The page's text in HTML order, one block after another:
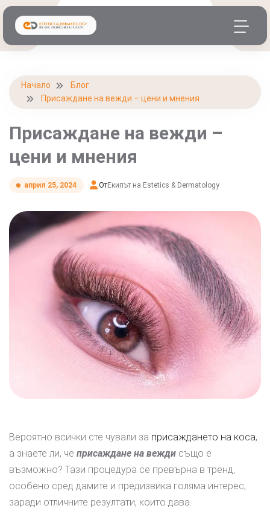
Начало
Блог
Присаждане на вежди – цени и мнения
Присаждане на вежди –
цени и мнения
април 25, 2024 ОтЕкипът на Estetics & Dermatology
Вероятно всички сте чували за присаждането на коса,
а знаете ли, че присаждане на вежди също е
възможно? Тази процедура се превърна в тренд,
особено сред дамите и предизвика голяма интерес,
заради отличните резултати, които дава.